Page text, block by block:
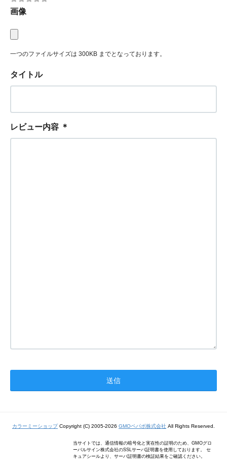
画像
一つのファイルサイズは 300KB までとなっております。
タイトル
レビュー内容 ＊
カラーミーショップCopyright (C) 2005-2026 GMOペパボ株式会社 All Rights Reserved.
当サイトでは、通信情報の暗号化と実在性の証明のため、GMOグロ
ーバルサイン株式会社のSSLサーバ証明書を使用しております。 セ
キュアシールより、サーバ証明書の検証結果をご確認ください。